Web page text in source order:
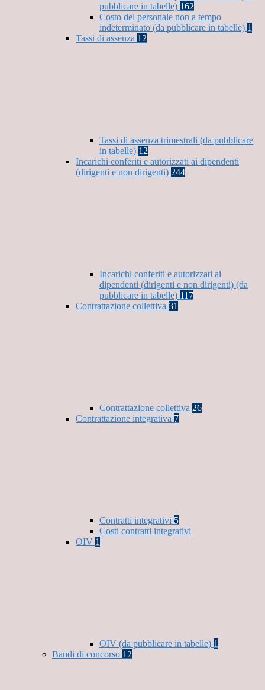
pubblicare in tabelle) 162
Costo del personale non a tempo
indeterminato (da pubblicare in tabelle) 1
Tassi di assenza 12
Tassi di assenza trimestrali (da pubblicare
in tabelle) 12
Incarichi conferiti e autorizzati ai dipendenti
(dirigenti e non dirigenti) 244
Incarichi conferiti e autorizzati ai
dipendenti (dirigenti e non dirigenti) (da
pubblicare in tabelle) 117
Contrattazione collettiva 31
Contrattazione collettiva 26
Contrattazione integrativa 7
Contratti integrativi 5
Costi contratti integrativi
OIV 1
OIV (da pubblicare in tabelle) 1
Bandi di concorso 12